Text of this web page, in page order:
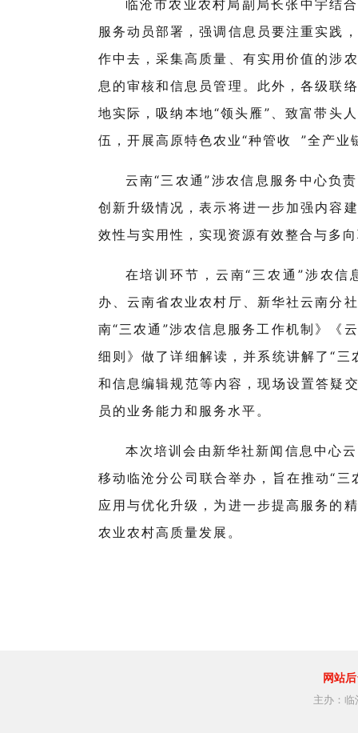
临沧市农业农村局副局长张中宇结
服务动员部署，强调信息员要注重实践
作中去，采集高质量、有实用价值的涉
息的审核和信息员管理。此外，各级联
地实际，吸纳本地“领头雁”、致富带头
伍，开展高原特色农业“种管收 ”全产业
云南“三农通”涉农信息服务中心负
创新升级情况，表示将进一步加强内容
效性与实用性，实现资源有效整合与多
在培训环节，云南“三农通”涉农
办、云南省农业农村厅、新华社云南分
南“三农通”涉农信息服务工作机制》《
细则》做了详细解读，并系统讲解了“
和信息编辑规范等内容，现场设置答疑
员的业务能力和服务水平。
本次培训会由新华社新闻信息中心
移动临沧分公司联合举办，旨在推动“
应用与优化升级，为进一步提高服务的
农业农村高质量发展。
网站
主办：